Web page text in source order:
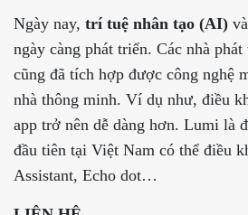
Ngày nay, trí tuệ nhân tạo (AI) và
ngày càng phát triển. Các nhà
cũng đã tích hợp được công nghệ
nhà thông minh. Ví dụ như, điều
app trở nên dễ dàng hơn. Lumi là
đầu tiên tại Việt Nam có thể điều
Assistant, Echo dot…